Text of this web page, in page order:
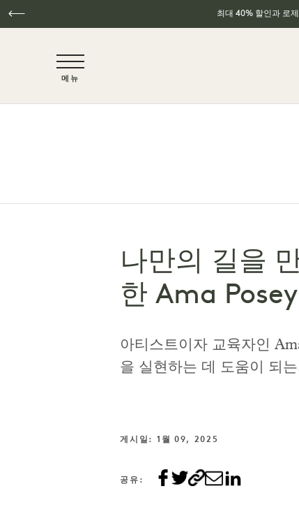
최대 40% 할인과 로
NaN / 6
메뉴
나만의 길을
한 Ama
아티스트이자 교육자인
을 실현하는 데 도움이 되
게시일: 1월 09, 2025
공유: